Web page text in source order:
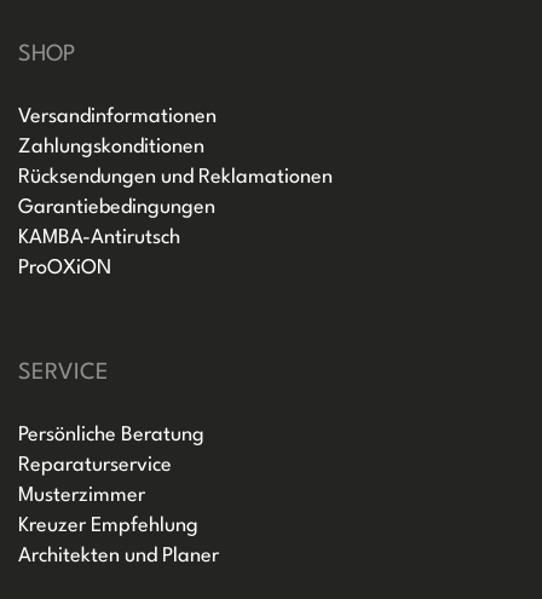
SHOP
Versandinformationen
Zahlungskonditionen
Rücksendungen und Reklamationen
Garantiebedingungen
KAMBA-Antirutsch
ProOXiON
SERVICE
Persönliche Beratung
Reparaturservice
Musterzimmer
Kreuzer Empfehlung
Architekten und Planer